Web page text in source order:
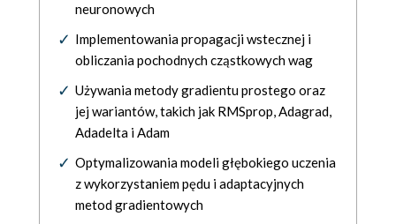
neuronowych
Implementowania propagacji wstecznej i
obliczania pochodnych cząstkowych wag
Używania metody gradientu prostego oraz
jej wariantów, takich jak RMSprop, Adagrad,
Adadelta i Adam
Optymalizowania modeli głębokiego uczenia
z wykorzystaniem pędu i adaptacyjnych
metod gradientowych